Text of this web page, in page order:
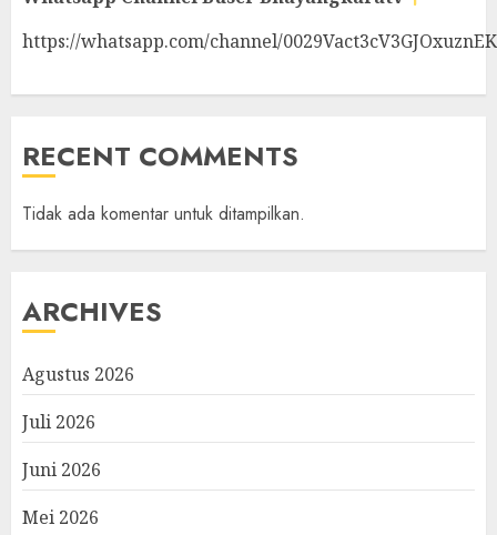
https://whatsapp.com/channel/
RECENT COMMENTS
Tidak ada komentar untuk ditampilkan.
ARCHIVES
Agustus 2026
Juli 2026
Juni 2026
Mei 2026